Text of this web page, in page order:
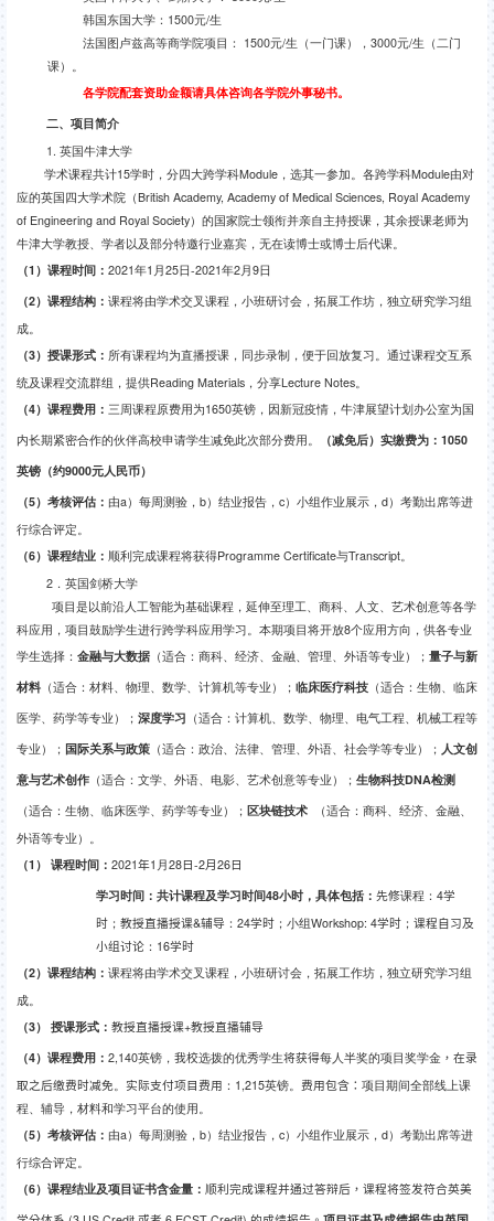
韩国东国大学： 1500元/生
法国图卢兹高等商学院项目： 1500元/生（一门课）， 3000元/生（二门
课）。
各学院配套资助金额请具体咨询各学院外事秘书。
二、项目简介
1. 英国牛津大学
学术课程共计15学时，分四大跨学科Module，选其一参加。各跨学科Module由对
应的英国四大学术院（British Academy, Academy of Medical Sciences, Royal Academy
of Engineering and Royal Society）的国家院士领衔并亲自主持授课，其余授课老师为
牛津大学教授、学者以及部分特邀行业嘉宾，无在读博士或博士后代课。
（1 ）课程时间： 2021年1 月25日-2021年2月9日
（2）课程结构： 课程将由学术交叉课程，小班研讨会，拓展工作坊，独立研究学习组
成。
（3）授课形式： 所有课程均为直播授课，同步录制，便于回放复习。通过课程交互系
统及课程交流群组，提供Reading Materials，分享Lecture Notes。
（4）课程费用： 三周课程原费用为1650英镑，因新冠疫情，牛津展望计划办公室为国
内长期紧密合作的伙伴高校申请学生减免此次部分费用。
（减免后）实缴费为： 1050
英镑（约9000元人民币）
（5）考核评估： 由a）每周测验， b）结业报告， c）小组作业展示， d）考勤出席等进
行综合评定。
（6）课程结业： 顺利完成课程将获得Programme Certificate与Transcript。
2．英国剑桥大学
项目是以前沿人工智能为基础课程，延伸至理工、商科、人文、艺术创意等各学
科应用，项目鼓励学生进行跨学科应用学习。本期项目将开放8个应用方向，供各专业
学生选择： 金融与大数据（适合：商科、经济、金融、管理、外语等专业）； 量子与新
材料（适合：材料、物理、数学、计算机等专业）； 临床医疗科技（适合：生物、临床
医学、药学等专业）； 深度学习 （适合：计算机、数学、物理、电气工程、机械工程等
专业）； 国际关系与政策（适合：政治、法律、管理、外语、社会学等专业）； 人文创
意与艺术创作（适合：文学、外语、电影、艺术创意等专业）； 生物科技DNA检测
（适合：生物、临床医学、药学等专业）； 区块链技术（适合：商科、经济、金融、
外语等专业）。
（1） 课程时间： 2021年1 月28日-2月26日
学习时间：共计课程及学习时间48小时，具体包括： 先修课程： 4学
时； 教授直播授课&辅导 ： 24学时； 小组Workshop: 4学时； 课程自习及
小组讨论： 16学时
（2）课程结构： 课程将由学术交叉课程，小班研讨会，拓展工作坊，独立研究学习组
成。
（3） 授课形式： 教授直播授课+教授直播辅导
（4）课程费用： 2,140英镑， 我校选拨的优秀学生将获得每人半奖的项目奖学金，在录
取之后缴费时减免。 实际支付项目费用 ： 1,215英镑。 费用包含： 项目期间全部线上课
程、辅导，材料和学习平台的使用。
（5）考核评估： 由a）每周测验， b）结业报告， c）小组作业展示， d）考勤出席等进
行综合评定。
（6）课程结业及项目证书含金量： 顺利完成课程并通过答辩后，课程将签发符合英美